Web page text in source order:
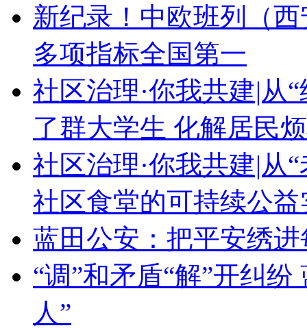
新纪录！中欧班列（
多项指标全国第一
社区治理·你我共建|从
了群大学生 化解居民
社区治理·你我共建|从
社区食堂的可持续公益
蓝田公安：把平安绣
“调”和矛盾“解”开纠
人”